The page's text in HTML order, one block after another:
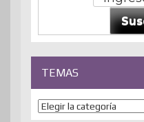
TEMAS
Temas